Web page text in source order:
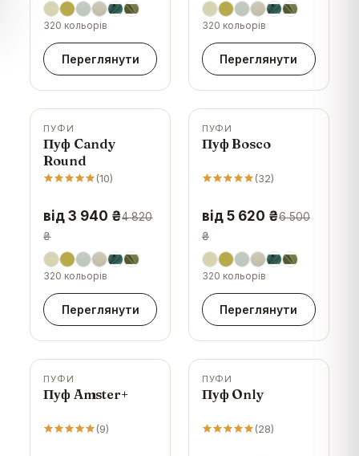
320 кольорів
Переглянути
320 кольорів
Переглянути
-18%
ПУФИ
Пуф Candy
Round
(10)
від 3 940 ₴4 820
₴
320 кольорів
Переглянути
-14%
ПУФИ
Пуф Bosco
(32)
від 5 620 ₴6 500
₴
320 кольорів
Переглянути
-6%
ПУФИ
Пуф Amster+
(9)
-16%
ПУФИ
Пуф Only
(28)